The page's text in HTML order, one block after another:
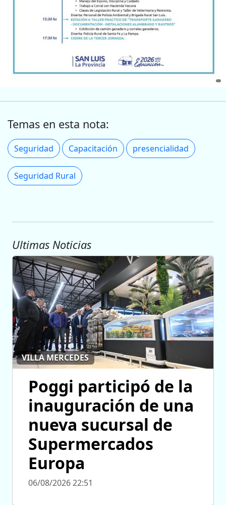
Temas en esta nota:
Seguridad Capacitación presencialidad
Seguridad Rural
Ultimas Noticias
VILLA MERCEDES
Poggi participó de la
inauguración de una
nueva sucursal de
Supermercados
Europa
06/08/2026 22:51